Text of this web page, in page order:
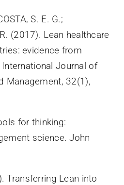
S. E. G.;
(2017). Lean healthcare
evidence from
Journal of
Management, 32(1),
for thinking:
science. John
Transferring Lean into